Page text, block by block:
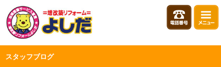
スタッフブログ